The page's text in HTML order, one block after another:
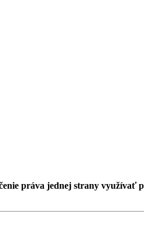
práva jednej strany